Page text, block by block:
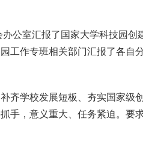
公室汇报了国家大学科技园创
工作专班相关部门汇报了各自
齐学校发展短板、夯实国家级
手，意义重大、任务紧迫。要